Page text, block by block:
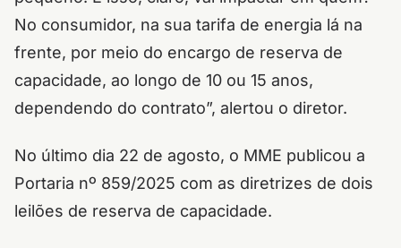
No consumidor, na sua tarifa de energia lá na
frente, por meio do encargo de reserva de
capacidade, ao longo de 10 ou 15 anos,
dependendo do contrato”, alertou o diretor.
No último dia 22 de agosto, o MME publicou a
Portaria nº 859/2025 com as diretrizes de dois
leilões de reserva de capacidade.